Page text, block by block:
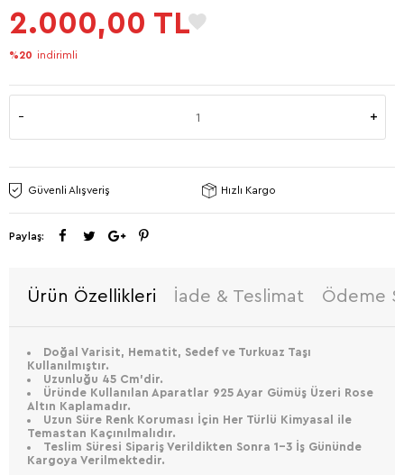
2.000,00 TL
%20 indirimli
Güvenli Alışveriş Hızlı Kargo
Paylaş:
Ürün Özellikleri İade & Teslimat Ödeme
Doğal Varisit, Hematit, Sedef ve Turkuaz Taşı
Kullanılmıştır.
Uzunluğu 45 Cm’dir.
Üründe Kullanılan Aparatlar 925 Ayar Gümüş Üzeri Rose
Altın Kaplamadır.
Uzun Süre Renk Koruması İçin Her Türlü Kimyasal ile
Temastan Kaçınılmalıdır.
Teslim Süresi Sipariş Verildikten Sonra 1-3 İş Gününde
Kargoya Verilmektedir.